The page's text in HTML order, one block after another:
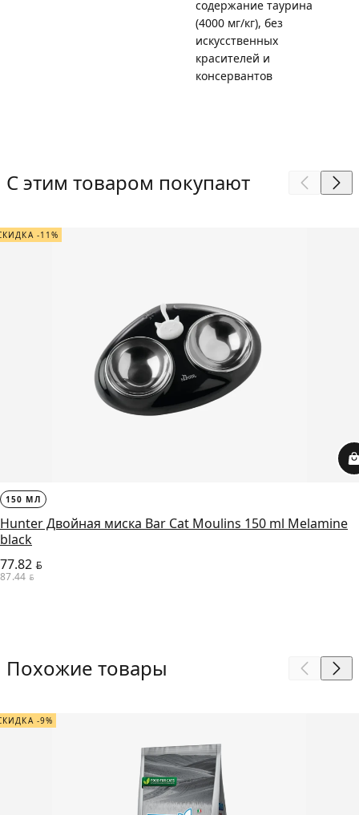
содержание таурина
(4000 мг/кг), без
искусственных
красителей и
консервантов
С этим товаром покупают
-11%
150 МЛ
Hunter Двойная миска Bar Cat Moulins 150 ml Melamine
black
77.82 BYN
87.44 BYN
Похожие товары
-9%